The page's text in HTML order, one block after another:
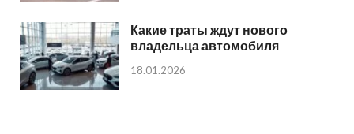
Какие траты ждут нового
владельца автомобиля
18.01.2026